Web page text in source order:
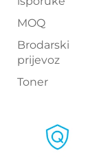
MOQ
Brodarski
prijevoz
Toner